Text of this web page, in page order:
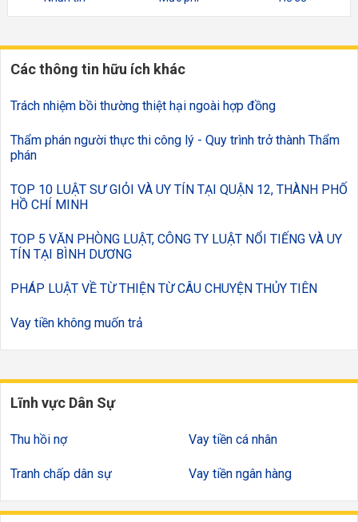
Các thông tin hữu ích khác
Trách nhiệm bồi thường thiệt hại ngoài hợp đồng
Thẩm phán người thực thi công lý - Quy trình trở thành Thẩm
phán
TOP 10 LUẬT SƯ GIỎI VÀ UY TÍN TẠI QUẬN 12, THÀNH PHỐ
HỒ CHÍ MINH
TOP 5 VĂN PHÒNG LUẬT, CÔNG TY LUẬT NỔI TIẾNG VÀ UY
TÍN TẠI BÌNH DƯƠNG
PHÁP LUẬT VỀ TỪ THIỆN TỪ CÂU CHUYỆN THỦY TIÊN
Vay tiền không muốn trả
Lĩnh vực Dân Sự
Thu hồi nợ
Tranh chấp dân sự
Vay tiền cá nhân
Vay tiền ngân hàng